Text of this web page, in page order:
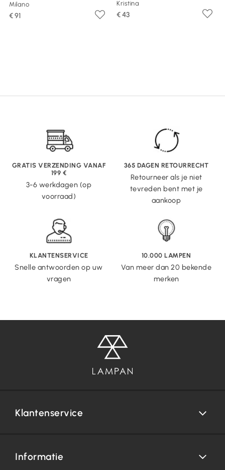
Milano
€ 91
Kristina
€ 43
GRATIS VERZENDING VANAF
199 €
3-6 werkdagen (op
voorraad)
365 DAGEN RETOURRECHT
Retourneer als je niet
tevreden bent met je
aankoop
KLANTENSERVICE
Snelle antwoorden op uw
vragen
10.000 LAMPEN
Van meer dan 20 bekende
merken
Klantenservice
Informatie